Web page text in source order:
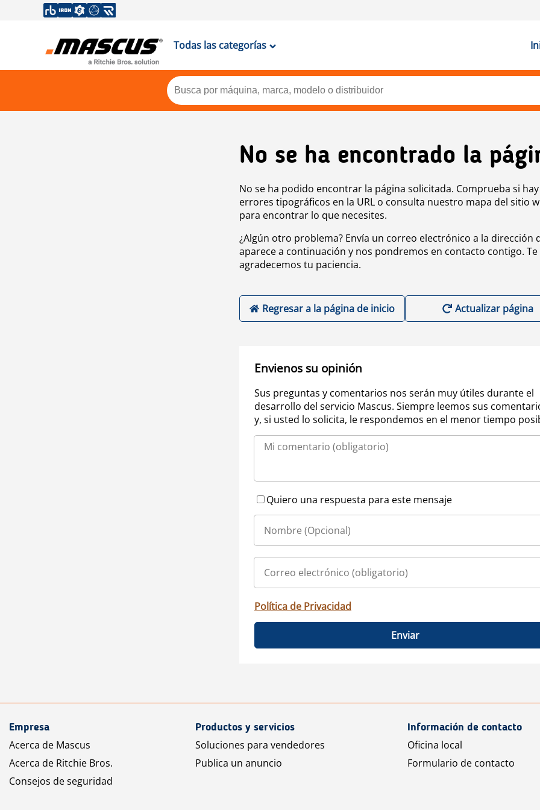
Todas las categorías
No se ha encontrado la
No se ha podido encontrar la página solicitada. Comprueba si hay
errores tipográficos en la URL o consulta nuestro mapa del sitio
para encontrar lo que necesites.
¿Algún otro problema? Envía un correo electrónico a la dirección
aparece a continuación y nos pondremos en contacto contigo. Te
agradecemos tu paciencia.
Regresar a la página de inicio Actualizar página
Envienos su opinión
Sus preguntas y comentarios nos serán muy útiles durante el
desarrollo del servicio Mascus. Siempre leemos sus
y, si usted lo solicita, le respondemos en el menor tiempo
Quiero una respuesta para este mensaje
Política de Privacidad
Enviar
Empresa
Acerca de Mascus
Acerca de Ritchie Bros.
Consejos de seguridad
Productos y servicios
Soluciones para vendedores
Publica un anuncio
Información de contacto
Oficina local
Formulario de contacto